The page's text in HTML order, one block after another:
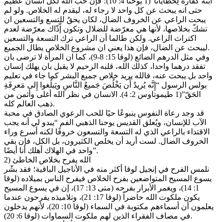
حتى انه يبحث عن كل واحد لا رجاء له، ليقدم له الخلاص. ولو لم
يبحت الراعي عن الخروف الضال، لكان يحقُ للتسع والتسعين ان
تشكّ بخلاصها، لأنها هي معرّضة للضلال وتكون إّذّاك معرّضة لعدم
اكتراث الراعي. ولكن طالما أن الراعي ترك التسعة والتسعين
ليبحث عن الضال، فإن هذا يعني ان مشروع الخلاص يطال الجميع.
وفي مثل الدرهم الضائع (لوقا 15: 8-9)، كما ان المرأة لا ترضى بان
تفقد درهما واحدا، كذلك الله، قلبه الرحيم لا يقبل بان يهلك إنسان
واحد بل يبحث عنه، فالله يريد خلاص جميع البشر كما جاء في تعليم
بولس الرسول “إِنَّه يُريدُ أَن يَخْلُصَ جَميعُ النَّاسِ ويَبلُغوا إِلى مَعرِفَةِ
الحَقّ”(1 طيموتاوس 2: 4). الانسان في نظر الله أغلى وأثمن من
ذهب العالم كله.
قد وجد رعاة النفوس ينبوعًا حيًا للحب الرعوي الصادق في محبة
الآب للإنسان، ويُعلق القديس يوحنا الذهبي الفم “يبدو لي أنه يجب
الاقتداء بالراعي الذي له التسعة والتسعون خروفًا لكنه أسرع وراء
الخروف الضال. لست أريد أن يخلص الكثيرون، بل الكل، فإن بقي
واحد في الهلاك أهلك أنا أيضًا”.
2) الله يفرح بخلاص الخاطئ
نلمس الفرح في إنجيل لوقا أكثر منه في الأناجيل الباقية؛ فقد بشّر
يسوع المسيح المتواضعين بفرح الخلاص فيفرح الناس بميلاده (لوقا
1: 14)، ويغمر الأبرار بفرحه (متى 13: 17)، إن في يسوع المسيح
يكون ملكوت الله حاضراً (لوقا 17: 21)، وتلاميذه يفرحون عندما
يعلمون أن أسماءهم مكتوبة في السماء (لوقا 10: 20)، لأنهم يدخلون
في مصاف الفقراء الذين لهم ملكوت السماوات (لوقا 6: 20).